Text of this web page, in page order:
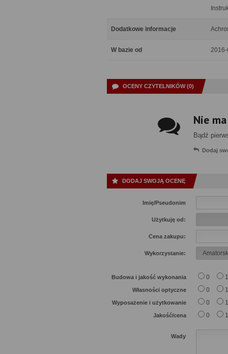
Dodatkowe informacje
W bazie od
OCENY CZYTELNIKÓW (0)
Nie
Bądź
Dodaj
DODAJ SWOJĄ OCENĘ
Imię/Pseudonim
Użytkuję od:
Cena zakupu:
Wykorzystanie:
Budowa i jakość wykonania 0 1
Własności optyczne 0 1
Wyposażenie i użytkowanie 0 1
Jakość/cena 0 1
Wady